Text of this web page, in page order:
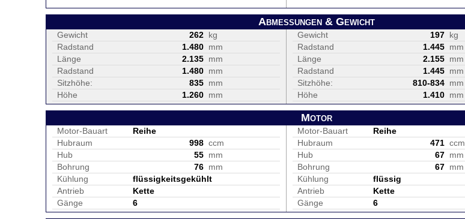
Abmessungen & Gewicht
Gewicht 262 kg
Radstand
1.480 mm
Länge
2.135 mm
Radstand
1.480 mm
Sitzhöhe:
835 mm
Höhe
1.260 mm
Gewicht 197 kg
Radstand
1.445 mm
Länge
2.155 mm
Radstand
1.445 mm
Sitzhöhe:
810-834 mm
Höhe
1.410 mm
Motor
Motor-Bauart
Reihe
Hubraum
998 ccm
Hub
55 mm
Bohrung
76 mm
Kühlung
flüssigkeitsgekühlt
Antrieb
Kette
Gänge
6
Motor-Bauart
Reihe
Hubraum
471 ccm
Hub
67 mm
Bohrung
67 mm
Kühlung
flüssig
Antrieb
Kette
Gänge
6